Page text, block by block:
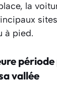
la
à pied.
vallée